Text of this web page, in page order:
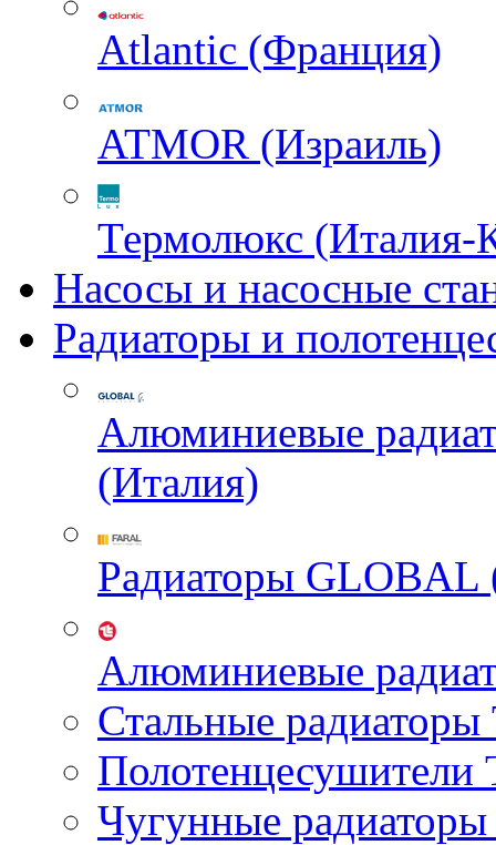
Atlantic (Франция)
ATMOR (Израиль)
Термолюкс (Италия-
Насосы и насосные
Радиаторы и
Алюминиевые
(Италия)
Радиаторы GLOBAL
Алюминиевые
Стальные
Чугунные